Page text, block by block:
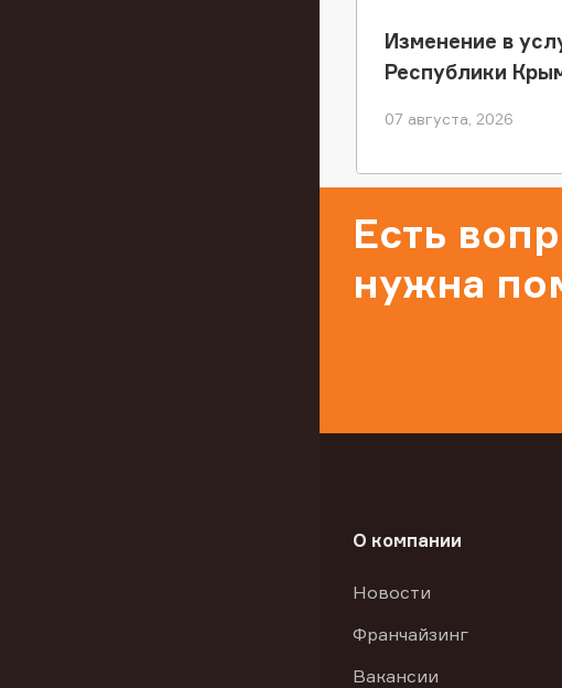
Изменение в
Республики
07 августа, 2026
Есть
нужна
О компании
Новости
Франчайзинг
Вакансии